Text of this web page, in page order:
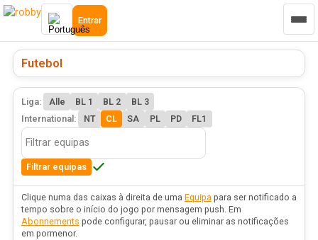
Entrar
Futebol
Liga: Alle BL 1 BL 2
BL 3
International:
NT CL SA PL PD FL1
Filtrar equipas
Clique numa das caixas à direita de uma Equipapara ser notificado a
tempo sobre o início do jogo por mensagem push. Em
Abonnements pode configurar, pausar ou eliminar as notificações
em pormenor.